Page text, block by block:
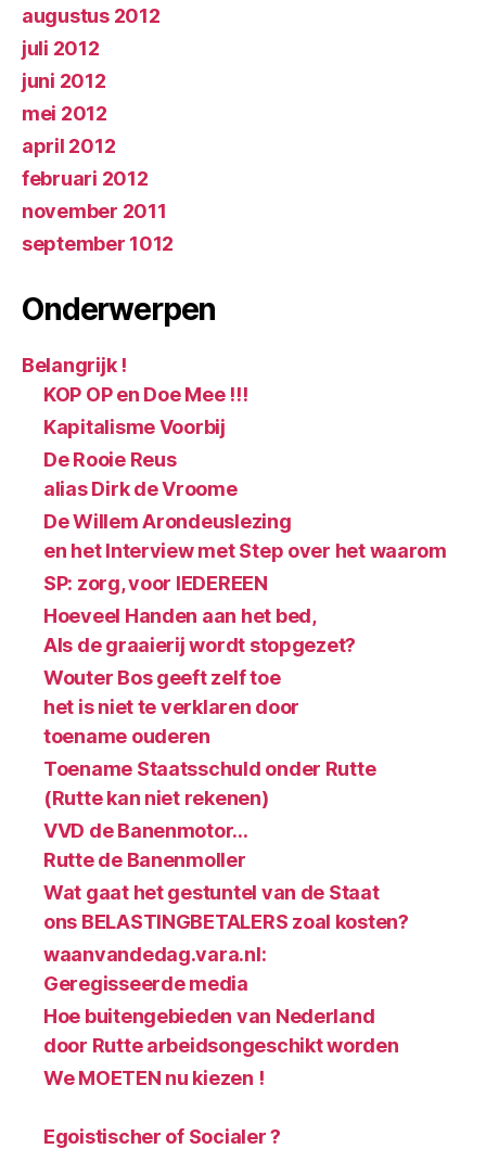
augustus 2012
juli 2012
juni 2012
mei 2012
april 2012
februari 2012
november 2011
september 1012
Onderwerpen
Belangrijk !
KOP OP en Doe Mee !!!
Kapitalisme Voorbij
De Rooie Reus
alias Dirk de Vroome
De Willem Arondeuslezing
en het Interview met Step over het waarom
SP: zorg, voor IEDEREEN
Hoeveel Handen aan het bed,
Als de graaierij wordt stopgezet?
Wouter Bos geeft zelf toe
het is niet te verklaren door
toename ouderen
Toename Staatsschuld onder Rutte
(Rutte kan niet rekenen)
VVD de Banenmotor…
Rutte de Banenmoller
Wat gaat het gestuntel van de Staat
ons BELASTINGBETALERS zoal kosten?
waanvandedag.vara.nl:
Geregisseerde media
Hoe buitengebieden van Nederland
door Rutte arbeidsongeschikt worden
We MOETEN nu kiezen !
Egoistischer of Socialer ?